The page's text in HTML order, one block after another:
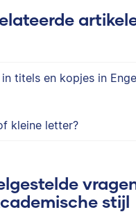
titels en kopjes in
kleine letter?
stijl